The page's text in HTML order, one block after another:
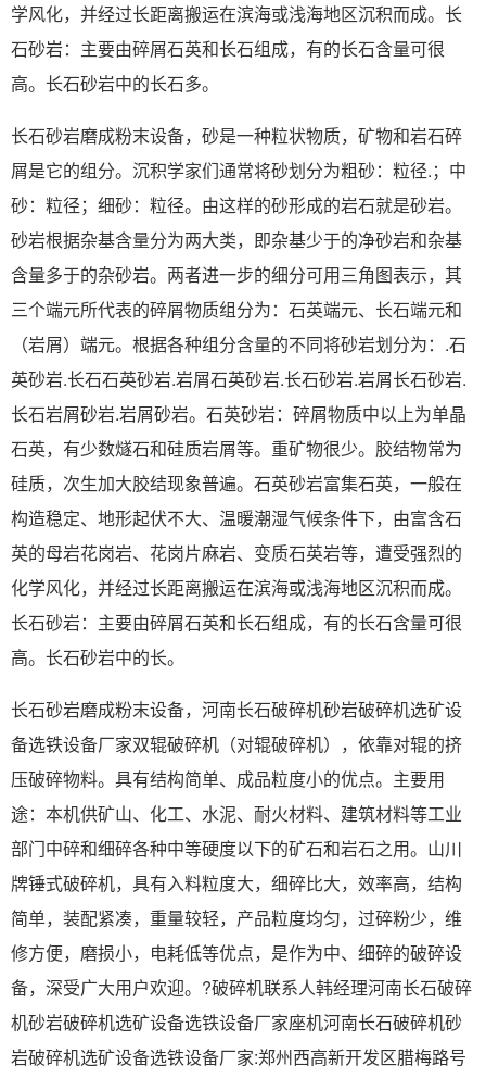
学风化，并经过长距离搬运在滨海或浅海地区沉积而成。长
石砂岩：主要由碎屑石英和长石组成，有的长石含量可很
高。长石砂岩中的长石多。
长石砂岩磨成粉末设备，砂是一种粒状物质，矿物和岩石碎
屑是它的组分。沉积学家们通常将砂划分为粗砂：粒径.；中
砂：粒径；细砂：粒径。由这样的砂形成的岩石就是砂岩。
砂岩根据杂基含量分为两大类，即杂基少于的净砂岩和杂基
含量多于的杂砂岩。两者进一步的细分可用三角图表示，其
三个端元所代表的碎屑物质组分为：石英端元、长石端元和
（岩屑）端元。根据各种组分含量的不同将砂岩划分为：.石
英砂岩.长石石英砂岩.岩屑石英砂岩.长石砂岩.岩屑长石砂岩.
长石岩屑砂岩.岩屑砂岩。石英砂岩：碎屑物质中以上为单晶
石英，有少数燧石和硅质岩屑等。重矿物很少。胶结物常为
硅质，次生加大胶结现象普遍。石英砂岩富集石英，一般在
构造稳定、地形起伏不大、温暖潮湿气候条件下，由富含石
英的母岩花岗岩、花岗片麻岩、变质石英岩等，遭受强烈的
化学风化，并经过长距离搬运在滨海或浅海地区沉积而成。
长石砂岩：主要由碎屑石英和长石组成，有的长石含量可很
高。长石砂岩中的长。
长石砂岩磨成粉末设备，河南长石破碎机砂岩破碎机选矿设
备选铁设备厂家双辊破碎机（对辊破碎机），依靠对辊的挤
压破碎物料。具有结构简单、成品粒度小的优点。主要用
途：本机供矿山、化工、水泥、耐火材料、建筑材料等工业
部门中碎和细碎各种中等硬度以下的矿石和岩石之用。山川
牌锤式破碎机，具有入料粒度大，细碎比大，效率高，结构
简单，装配紧凑，重量较轻，产品粒度均匀，过碎粉少，维
修方便，磨损小，电耗低等优点，是作为中、细碎的破碎设
备，深受广大用户欢迎。?破碎机联系人韩经理河南长石破碎
机砂岩破碎机选矿设备选铁设备厂家座机河南长石破碎机砂
岩破碎机选矿设备选铁设备厂家:郑州西高新开发区腊梅路号